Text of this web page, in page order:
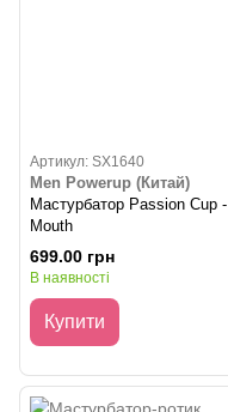
Артикул: SX1640
Men Powerup (Китай)
Мастурбатор Passion Cup -
Mouth
699.00 грн
В наявності
Купити